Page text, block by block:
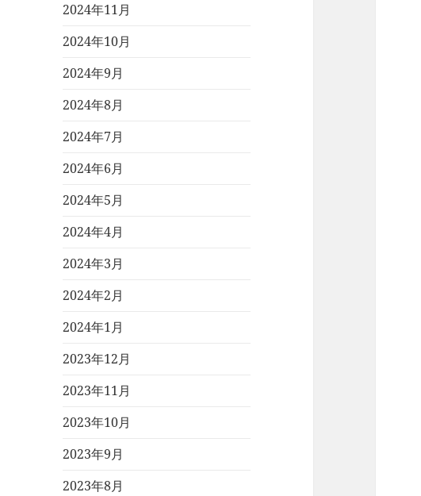
2024年11月
2024年10月
2024年9月
2024年8月
2024年7月
2024年6月
2024年5月
2024年4月
2024年3月
2024年2月
2024年1月
2023年12月
2023年11月
2023年10月
2023年9月
2023年8月